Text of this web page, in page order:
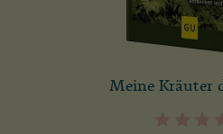
Meine Kräuter